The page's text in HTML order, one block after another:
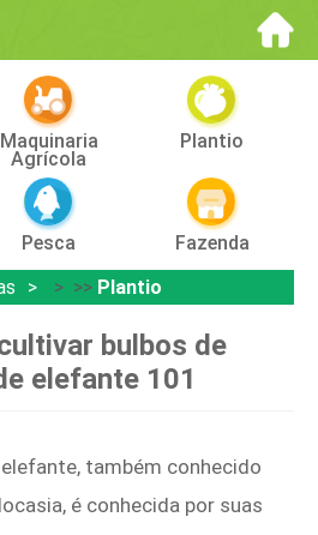
Maquinaria
Agrícola
Plantio
Pesca
Fazenda
> >> Plantio
bulbos de
elefante 101
também conhecido
é conhecida por suas